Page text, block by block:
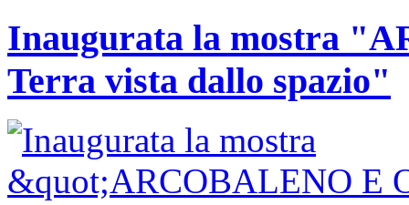
Inaugurata la mostra
Terra vista dallo spazio"